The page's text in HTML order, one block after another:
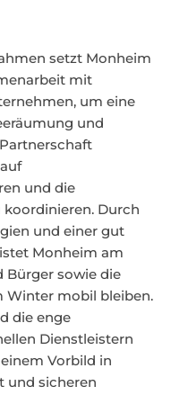
setzt Monheim
mit
um eine
und
und die
Durch
und einer gut
Monheim am
Bürger sowie die
Winter mobil bleiben.
die enge
Dienstleistern
Vorbild in
und sicheren